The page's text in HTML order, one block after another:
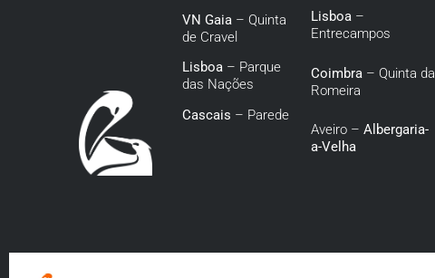
VN Gaia – Quinta
de Cravel
Lisboa – Parque
das Nações
Cascais – Parede
Lisboa–
Entrecampos
Coimbra– Quinta da
Romeira
Aveiro – Albergaria-
a-Velha